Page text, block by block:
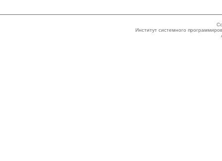
Институт системного